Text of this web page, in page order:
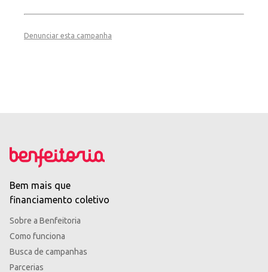
Denunciar esta campanha
Bem mais que
financiamento coletivo
Sobre a Benfeitoria
Como funciona
Busca de campanhas
Parcerias